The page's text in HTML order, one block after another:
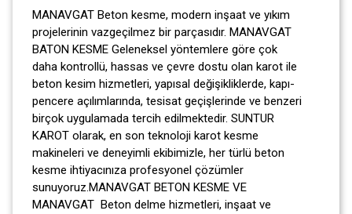
MANAVGAT Beton kesme, modern inşaat ve yıkım
projelerinin vazgeçilmez bir parçasıdır. MANAVGAT
BATON KESME Geleneksel yöntemlere göre çok
daha kontrollü, hassas ve çevre dostu olan karot ile
beton kesim hizmetleri, yapısal değişikliklerde, kapı-
pencere açılımlarında, tesisat geçişlerinde ve benzeri
birçok uygulamada tercih edilmektedir. SUNTUR
KAROT olarak, en son teknoloji karot kesme
makineleri ve deneyimli ekibimizle, her türlü beton
kesme ihtiyacınıza profesyonel çözümler
sunuyoruz.MANAVGAT BETON KESME VE
MANAVGAT Beton delme hizmetleri, inşaat ve